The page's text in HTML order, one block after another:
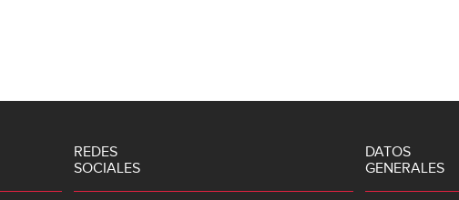
REDES
SOCIALES
DATOS
GENERALES